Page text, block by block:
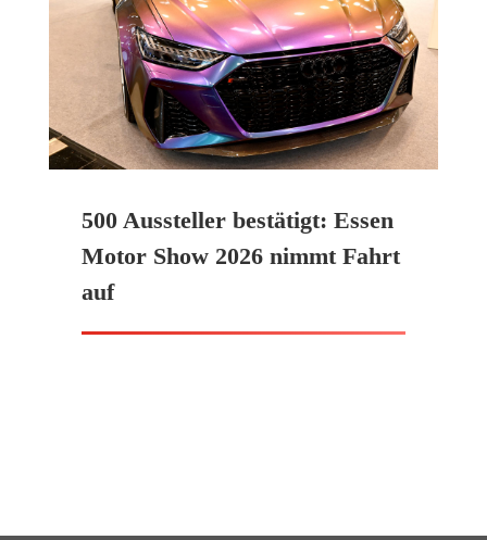
500 Aussteller bestätigt: Essen
Motor Show 2026 nimmt Fahrt
auf